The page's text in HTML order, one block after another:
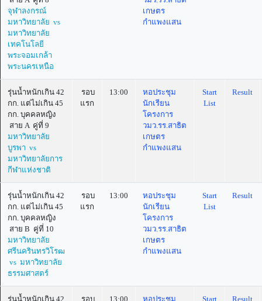
จุฬาลงกรณ์
มหาวิทยาลัย vs
มหาวิทยาลัย
เทคโนโลยี
พระจอมเกล้า
พระนครเหนือ
เกษตร
กำแพงแสน
รุ่นน้ำหนักเกิน 42
กก. แต่ไม่เกิน 45
กก. บุคคลหญิง
สาย A คู่ที่ 9
มหาวิทยาลัย
บูรพา vs
มหาวิทยาลัยการ
กีฬาแห่งชาติ
รอบ
แรก
13:00
หอประชุม
นักเรียน
โครงการ
วมว.รร.สาธิต
เกษตร
กำแพงแสน
Start
List
Result
รุ่นน้ำหนักเกิน 42
กก. แต่ไม่เกิน 45
กก. บุคคลหญิง
สาย B คู่ที่ 10
มหาวิทยาลัย
ศรีนครินทรวิโรฒ
vs มหาวิทยาลัย
ธรรมศาสตร์
รอบ
แรก
13:00
หอประชุม
นักเรียน
โครงการ
วมว.รร.สาธิต
เกษตร
กำแพงแสน
Start
List
Result
รุ่นน้ำหนักเกิน 42 รอบ 13:00 หอประชุม Start Result